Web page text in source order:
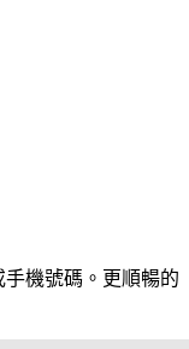
機號碼。更順暢的